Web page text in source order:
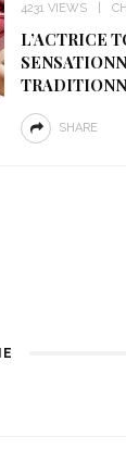
4231 VIEWS
L’ACTRICE
SHARE